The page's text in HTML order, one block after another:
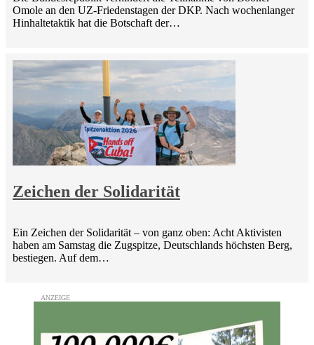
Omole an den UZ-Friedenstagen der DKP. Nach wochenlanger
Hinhaltetaktik hat die Botschaft der…
Zeichen der Solidarität
Ein Zeichen der Solidarität – von ganz oben: Acht Aktivisten
haben am Samstag die Zugspitze, Deutschlands höchsten Berg,
bestiegen. Auf dem…